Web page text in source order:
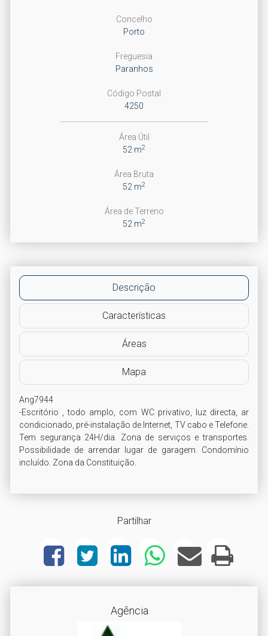
Concelho
Porto
Freguesia
Paranhos
Código Postal
4250
Área Útil
52 m2
Área Bruta
52 m2
Área de Terreno
52 m2
Partilhar
Agência
Descrição
Características
Áreas
Mapa
Ang7944
-Escritório , todo amplo, com WC privativo, luz directa, ar
condicionado, pré-instalação de Internet, TV cabo e Telefone.
Tem segurança 24H/dia. Zona de serviços e transportes.
Possibilidade de arrendar lugar de garagem. Condomínio
incluído. Zona da Constituição.